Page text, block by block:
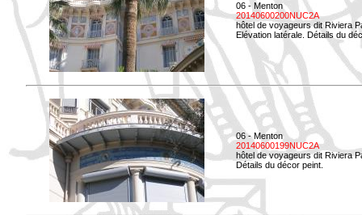
06 - Menton
20140600200NUC2A
hôtel de voyageurs dit Riviera
Elévation latérale. Détails du
06 - Menton
20140600199NUC2A
hôtel de voyageurs dit Riviera
Détails du décor peint.